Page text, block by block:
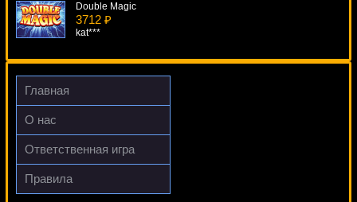
Double Magic
3712 ₽
kat***
Gorilla
4879 ₽
number***
Главная
О нас
Ответственная игра
Правила
Hells Grannies